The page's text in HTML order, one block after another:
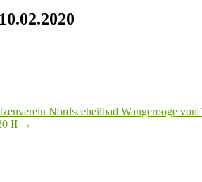
Nordseeheilbad Wangerooge von
II →